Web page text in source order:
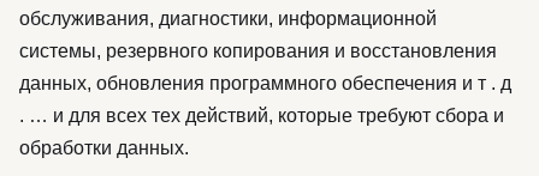
обслуживания, диагностики, информационной
системы, резервного копирования и восстановления
данных, обновления программного обеспечения и т . д
. … и для всех тех действий, которые требуют сбора и
обработки данных.